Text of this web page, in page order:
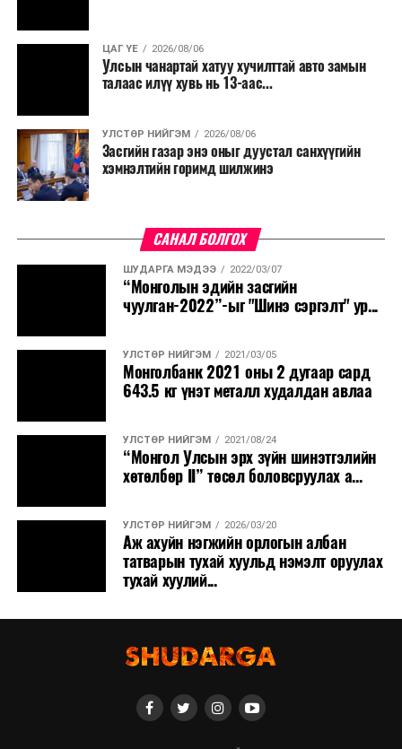
ЦАГ ҮЕ 2026/08/06
Улсын чанартай хатуу хучилттай авто замын
талаас илүү хувь нь 13-аас...
УЛСТӨР НИЙГЭМ 2026/08/06
Засгийн газар энэ оныг дуустал санхүүгийн
хэмнэлтийн горимд шилжинэ
САНАЛ БОЛГОХ
ШУДАРГА МЭДЭЭ 2022/03/07
“Монголын эдийн засгийн
чуулган-2022”-ыг "Шинэ сэргэлт" ур...
УЛСТӨР НИЙГЭМ 2021/03/05
Монголбанк 2021 оны 2 дугаар сард
643.5 кг үнэт металл худалдан авлаа
УЛСТӨР НИЙГЭМ 2021/08/24
“Монгол Улсын эрх зүйн шинэтгэлийн
хөтөлбөр II” төсөл боловсруулах а...
УЛСТӨР НИЙГЭМ 2026/03/20
Аж ахуйн нэгжийн орлогын албан
татварын тухай хуульд нэмэлт оруулах
тухай хуулий...